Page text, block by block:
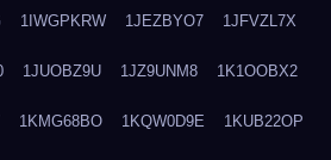
1IWGPKRW 1JEZBYO7 1JFVZL7X
1JUOBZ9U 1JZ9UNM8 1K1OOBX2
1KMG68BO 1KQW0D9E 1KUB22OP